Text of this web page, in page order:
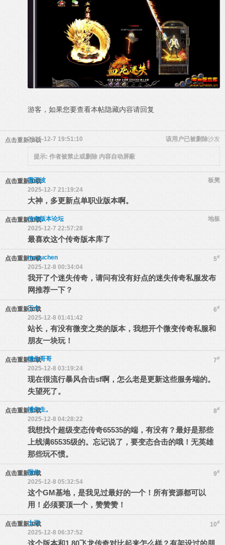
游客，如果您要查看本帖隐藏内容请回复
点击重新加载 沙发
该用户已被删除
2025-12-7 19:51:10
提示: 作者被禁止或删除 内容自动屏蔽
点击重新加载 板凳
雷正波
2025-12-7 21:19:24
大神，多更新点单职业版本啊。
点击重新加载 地板
传奇版本论坛
2025-12-7 22:57:28
最喜欢这个传奇版本库了
点击重新加载 5#
mayuchen
2025-12-8 00:34:04
我开了个迷失传奇，请问有没有好点的迷失传奇私服发布
网推荐一下？
点击重新加载 6#
三个
2025-12-8 01:41:42
站长，有没有微变之类的版本，我想开个微变传奇私服和
朋友一块玩！
点击重新加载 7#
馒头哥哥
2025-12-8 03:19:24
现在很流行暴风合击sf啊，怎么老是更新这些服务端的。
失望死了。
点击重新加载 8#
浦先生。
2025-12-8 04:28:22
我想找个超级变态传奇65535的端，有没有？最好是那些
上线满65535级的。忘记说了，要变态合击的哦！无英雄
那些玩不惯。
点击重新加载 9#
甜你
2025-12-8 05:32:54
这个GM基地，是我见过最好的一个！所有资源都可以
用！必须要顶一个，赞赞赞！
点击重新加载 10#
土豆
2025-12-8 06:37:52
这个版本和1.80飞龙传奇对比起来怎么样？有架设过的朋